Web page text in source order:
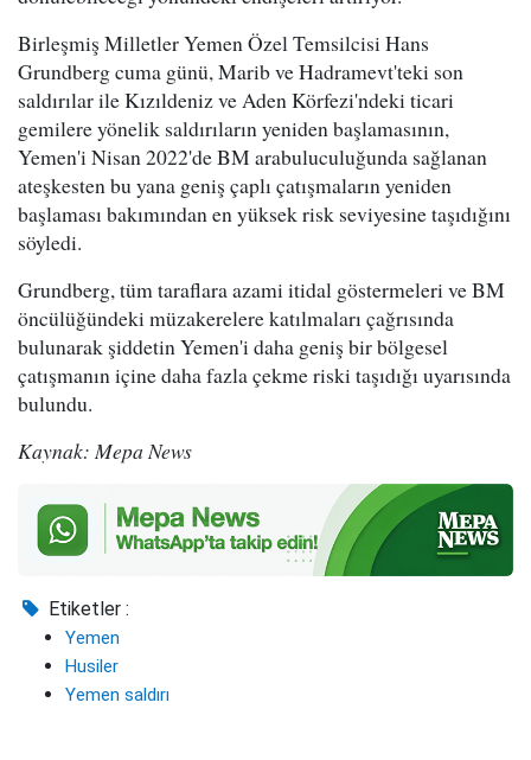
Birleşmiş Milletler Yemen Özel Temsilcisi Hans
Grundberg cuma günü, Marib ve Hadramevt'teki son
saldırılar ile Kızıldeniz ve Aden Körfezi'ndeki ticari
gemilere yönelik saldırıların yeniden başlamasının,
Yemen'i Nisan 2022'de BM arabuluculuğunda sağlanan
ateşkesten bu yana geniş çaplı çatışmaların yeniden
başlaması bakımından en yüksek risk seviyesine taşıdığını
söyledi.
Grundberg, tüm taraflara azami itidal göstermeleri ve BM
öncülüğündeki müzakerelere katılmaları çağrısında
bulunarak şiddetin Yemen'i daha geniş bir bölgesel
çatışmanın içine daha fazla çekme riski taşıdığı uyarısında
bulundu.
Kaynak: Mepa News
Etiketler :
Yemen
Husiler
Yemen saldırı